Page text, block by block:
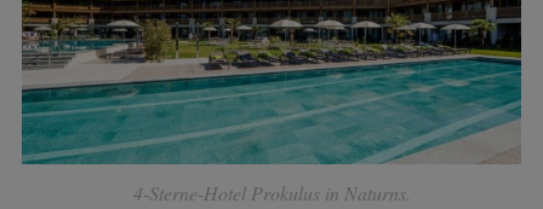
4-Sterne-Hotel Prokulus in Naturns.